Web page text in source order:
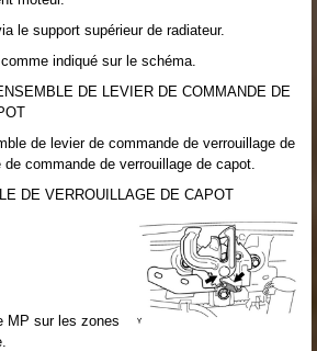
le support supérieur de radiateur.
indiqué sur le schéma.
DE LEVIER DE COMMANDE DE
de levier de commande de verrouillage de
commande de verrouillage de capot.
DE VERROUILLAGE DE CAPOT
MP sur les zones